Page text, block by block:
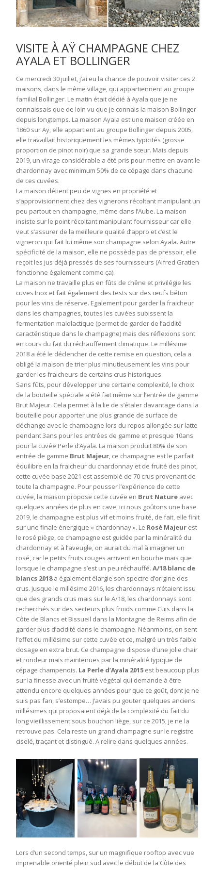
VISITE À AŸ CHAMPAGNE CHEZ
AYALA ET BOLLINGER
Ce mercredi 30 juillet, j’ai eu la chance de pouvoir visiter ces 2
maisons, dans le même village, qui appartiennent au groupe
familial Bollinger. Le matin était dédié à Ayala que je ne
connaissais que de loin vu que je connais la maison Bollinger
depuis longtemps. La maison Ayala est une maison créée en
1860 sur Aÿ, elle appartient au groupe Bollinger depuis 2005,
elle travaillait historiquement les mêmes typicités (grosse
proportion de pinot noir) que sa grande sœur. Mais depuis
2019, un virage considérable a été pris pour mettre en avant le
chardonnay avec minimum 50% de ce cépage dans chacune
de ces cuvées.
La maison détient peu de vignes en propriété et
s’approvisionnent chez des vignerons récoltant manipulant un
peu partout en champagne, même dans l’Aube. La maison
insiste sur le point récoltant manipulant fournisseur car elle
veut s’assurer de la meilleure qualité d’appro et c’est le
vigneron qui fait lui même son champagne selon Ayala. Autre
spécificité de la maison, elle ne possède pas de pressoir, elle
reçoit les jus déjà pressés de ses fournisseurs (Alfred Gratien
fonctionne également comme ça).
La maison ne travaille plus en fûts de chêne et privilégie les
cuves Inox et fait également des tests sur des œufs béton
pour les vins de réserve. Egalement pour garder la fraicheur
dans les champagnes, toutes les cuvées subissent la
fermentation malolactique (permet de garder de l’acidité
caractéristique dans le champagne) mais des réflexions sont
en cours du fait du réchauffement climatique. Le millésime
2018 a été le déclencher de cette remise en question, cela a
obligé la maison de trier plus minutieusement les vins pour
garder les fraicheurs de certains crus historiques.
Sans fûts, pour développer une certaine complexité, le choix
de la bouteille spéciale a été fait même sur l’entrée de gamme
Brut Majeur. Cela permet à la lie de s’étaler davantage dans la
bouteille pour apporter une plus grande de surface de
déchange avec le champagne lors du repos allongée sur latte
pendant 3ans pour les entrées de gamme et presque 10ans
pour la cuvée Perle d’Ayala. La maison produit 80% de son
entrée de gamme Brut Majeur, ce champagne est le parfait
équilibre en la fraicheur du chardonnay et de fruité des pinot,
cette cuvée base 2021 est assemblé de 70 crus provenant de
toute la champagne. Pour pousser l’expérience de cette
cuvée, la maison propose cette cuvée en Brut Nature avec
quelques années de plus en cave, ici nous goûtons une base
2019, le champagne est plus vif et moins fruité, de fait, elle finit
sur une finale énergique « chardonnay ». Le Rosé Majeur est
le rosé piège, ce champagne est guidée par la minéralité du
chardonnay et à l’aveugle, on aurait du mal à imaginer un
rosé, car le petits fruits rouges arrivent en bouche mais que
lorsque le champagne s’est un peu réchauffé.A/18 blanc de
blancs 2018a également élargie son spectre d’origine des
crus. Jusque le millésime 2016, les chardonnays n’étaient issu
que des grands crus mais sur le A/18, les chardonnays sont
recherchés sur des secteurs plus froids comme Cuis dans la
Côte de Blancs et Bissueil dans la Montagne de Reims afin de
garder plus d’acidité dans le champagne. Néanmoins, on sent
l’effet du millésime sur cette cuvée et ce, malgré un très faible
dosage en extra brut. Ce champagne dispose d’une jolie chair
et rondeur mais maintenues par la minéralité typique de
cépage champenois. La Perle d’Ayala 2015 est beaucoup plus
sur la finesse avec un fruité végétal qui demande à être
attendu encore quelques années pour que ce goût, dont je ne
suis pas fan, s’estompe… J’avais pu gouter quelques anciens
millésimes qui proposaient déjà de la complexité du fait du
long vieillissement sous bouchon liège, sur ce 2015, je ne la
retrouve pas. Cela reste un grand champagne sur le registre
ciselé, traçant et distingué. A relire dans quelques années.
Lors d’un second temps, sur un magnifique rooftop avec vue
imprenable orienté plein sud avec le début de la Côte des